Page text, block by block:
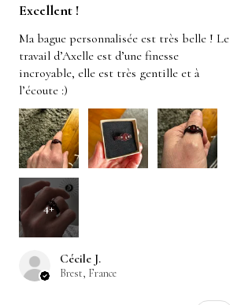
Excellent !
Ma bague personnalisée est très belle ! Le
travail d’Axelle est d’une finesse
incroyable, elle est très gentille et à
l’écoute :)
4+
Cécile J.
Brest, France